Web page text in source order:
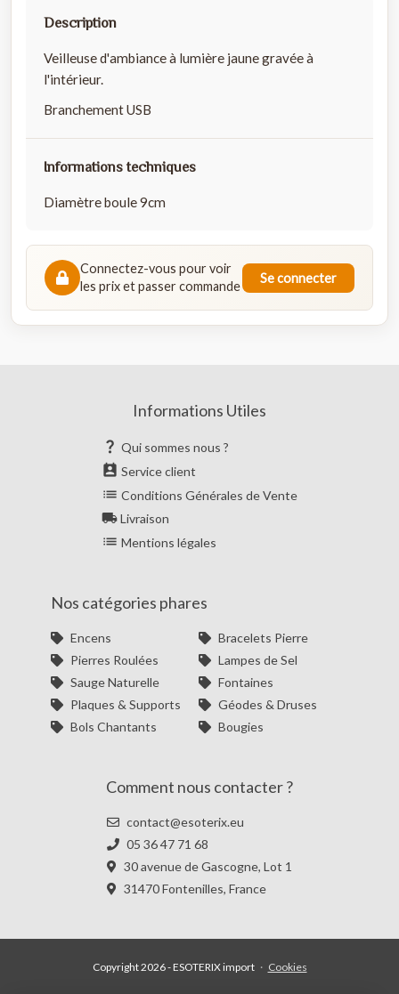
Description
Veilleuse d'ambiance à lumière jaune gravée à
l'intérieur.
Branchement USB
Informations techniques
Diamètre boule 9cm
Connectez-vous pour voir
les prix et passer commande
Se connecter
Informations Utiles
 Qui sommes nous ?
 Service client
 Conditions Générales de Vente
Livraison
 Mentions légales
Nos catégories phares
Encens
Bracelets Pierre
Pierres Roulées
Lampes de Sel
Sauge Naturelle
Fontaines
Plaques & Supports
Géodes & Druses
Bols Chantants
Bougies
Comment nous contacter ?
contact@esoterix.eu
05 36 47 71 68
30 avenue de Gascogne, Lot 1
31470 Fontenilles, France
Copyright 2026 - ESOTERIX import · Cookies